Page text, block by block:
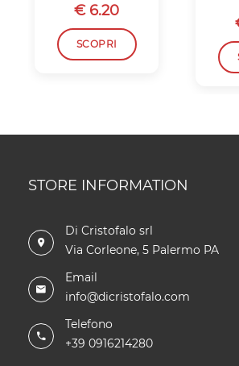
€ 6.20
SCOPRI
STORE INFORMATION
Di Cristofalo srl
Via Corleone, 5 Palermo PA
Email
info@dicristofalo.com
Telefono
+39 0916214280